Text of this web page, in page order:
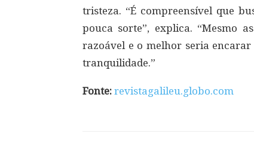
tristeza. “É compreensível que
pouca sorte”, explica. “Mesmo
razoável e o melhor seria
tranquilidade.”
Fonte: revistagalileu.globo.com